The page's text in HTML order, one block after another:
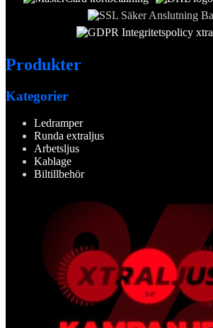
Produkter
Kategorier
Ledramper
Runda extraljus
Arbetsljus
Kablage
Biltillbehör